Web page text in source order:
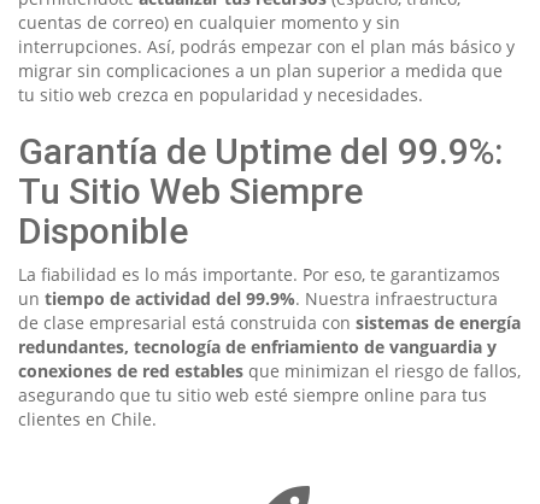
cuentas de correo) en cualquier momento y sin
interrupciones. Así, podrás empezar con el plan más básico y
migrar sin complicaciones a un plan superior a medida que
tu sitio web crezca en popularidad y necesidades.
Garantía de Uptime del 99.9%:
Tu Sitio Web Siempre
Disponible
La fiabilidad es lo más importante. Por eso, te garantizamos
un tiempo de actividad del 99.9%. Nuestra infraestructura
de clase empresarial está construida con sistemas de energía
redundantes, tecnología de enfriamiento de vanguardia y
conexiones de red estables que minimizan el riesgo de fallos,
asegurando que tu sitio web esté siempre online para tus
clientes en Chile.